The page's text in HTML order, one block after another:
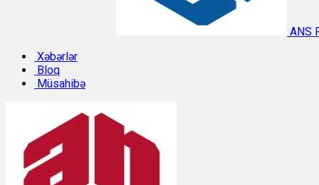
Temperatur: 33°C. Rütubət: 35%.
Sabah:
ANS
Xəbərlər
Bloq
Müsahibə